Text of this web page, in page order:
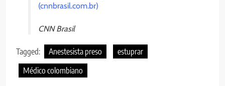
(cnnbrasil.com.br)
CNN Brasil
Tagged: Anestesista preso
estuprar
Médico colombiano